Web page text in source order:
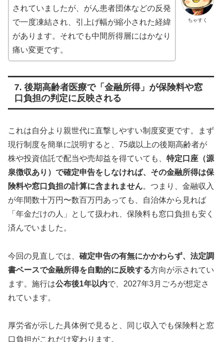
ちゃすく
されていましたが、がん患者団体などの反発
で一度凍結され、引上げ幅が縮小された経緯
があります。それでも中間所得層にはかなり
痛い変更です。
7. 後期高齢者医療で「金融所得」が保険料や窓
口負担の判定に反映される
これは自分より親世代に直撃しやすい制度変更です。まず
現行制度を簡単に説明すると、75歳以上の後期高齢者が
株や投資信託で配当や売却益を得ていても、 特定口座（源
泉徴収あり）で確定申告をしなければ、その金融所得は保
険料や窓口負担の計算に含まれません。つまり、金融収入
が年間数十万円〜数百万円あっても、自治体から見れば
「年金だけの人」として扱われ、保険料も窓口負担も安く
済んでいました。
今回の見直しでは、 確定申告の有無にかかわらず、法定調
書ベースで金融所得を自動的に反映する方向が示されてい
ます。施行は公布後1年以内で、2027年3月ごろが想定さ
れています。
厚労省が示した具体例で見ると、同じ収入でも保険料と窓
口負担がこれだけ変わります。